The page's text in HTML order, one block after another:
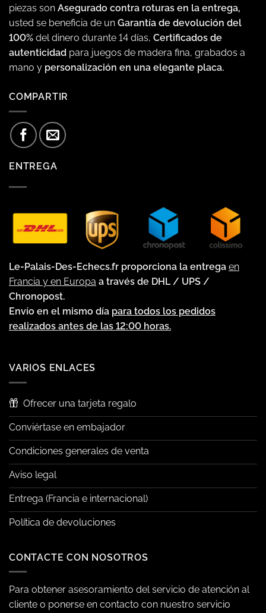
piezas son Asegurado contra roturas en la entrega,
usted se beneficia de un Garantía de devolución del
100% del dinero durante 14 días, Certificados de
autenticidad para juegos de madera fina, grabados a
mano y personalización en una elegante placa.
COMPARTIR
ENTREGA
Le-Palais-Des-Echecs.fr proporciona la entrega en
Francia y en Europa a través de DHL / UPS /
Chronopost.
Envío en el mismo día para todos los pedidos
realizados antes de las 12:00 horas.
VARIOS ENLACES
Ofrecer una tarjeta regalo
Conviértase en embajador
Condiciones generales de venta
Aviso legal
Entrega (Francia e internacional)
Política de devoluciones
CONTACTE CON NOSOTROS
Para obtener asesoramiento del servicio de atención al
cliente o ponerse en contacto con nuestro servicio